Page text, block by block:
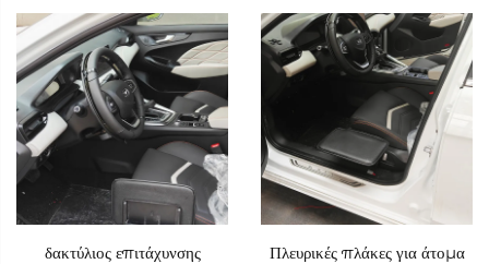
δακτύλιος επιτάχυνσης
Πλευρικές πλάκες για άτομα